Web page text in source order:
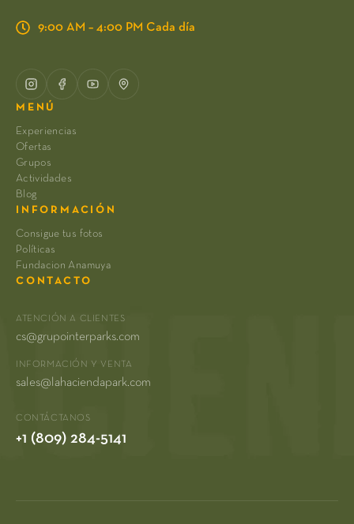
9:00 AM – 4:00 PM Cada día
MENÚ
Experiencias
Ofertas
Grupos
Actividades
Blog
INFORMACIÓN
Consigue tus fotos
Políticas
Fundacion Anamuya
CONTACTO
ATENCIÓN A CLIENTES
cs@grupointerparks.com
INFORMACIÓN Y VENTA
sales@lahaciendapark.com
CONTÁCTANOS
+1 (809) 284-5141